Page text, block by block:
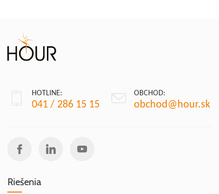
HOTLINE:
041 / 286 15 15
OBCHOD:
obchod@hour.sk
Riešenia